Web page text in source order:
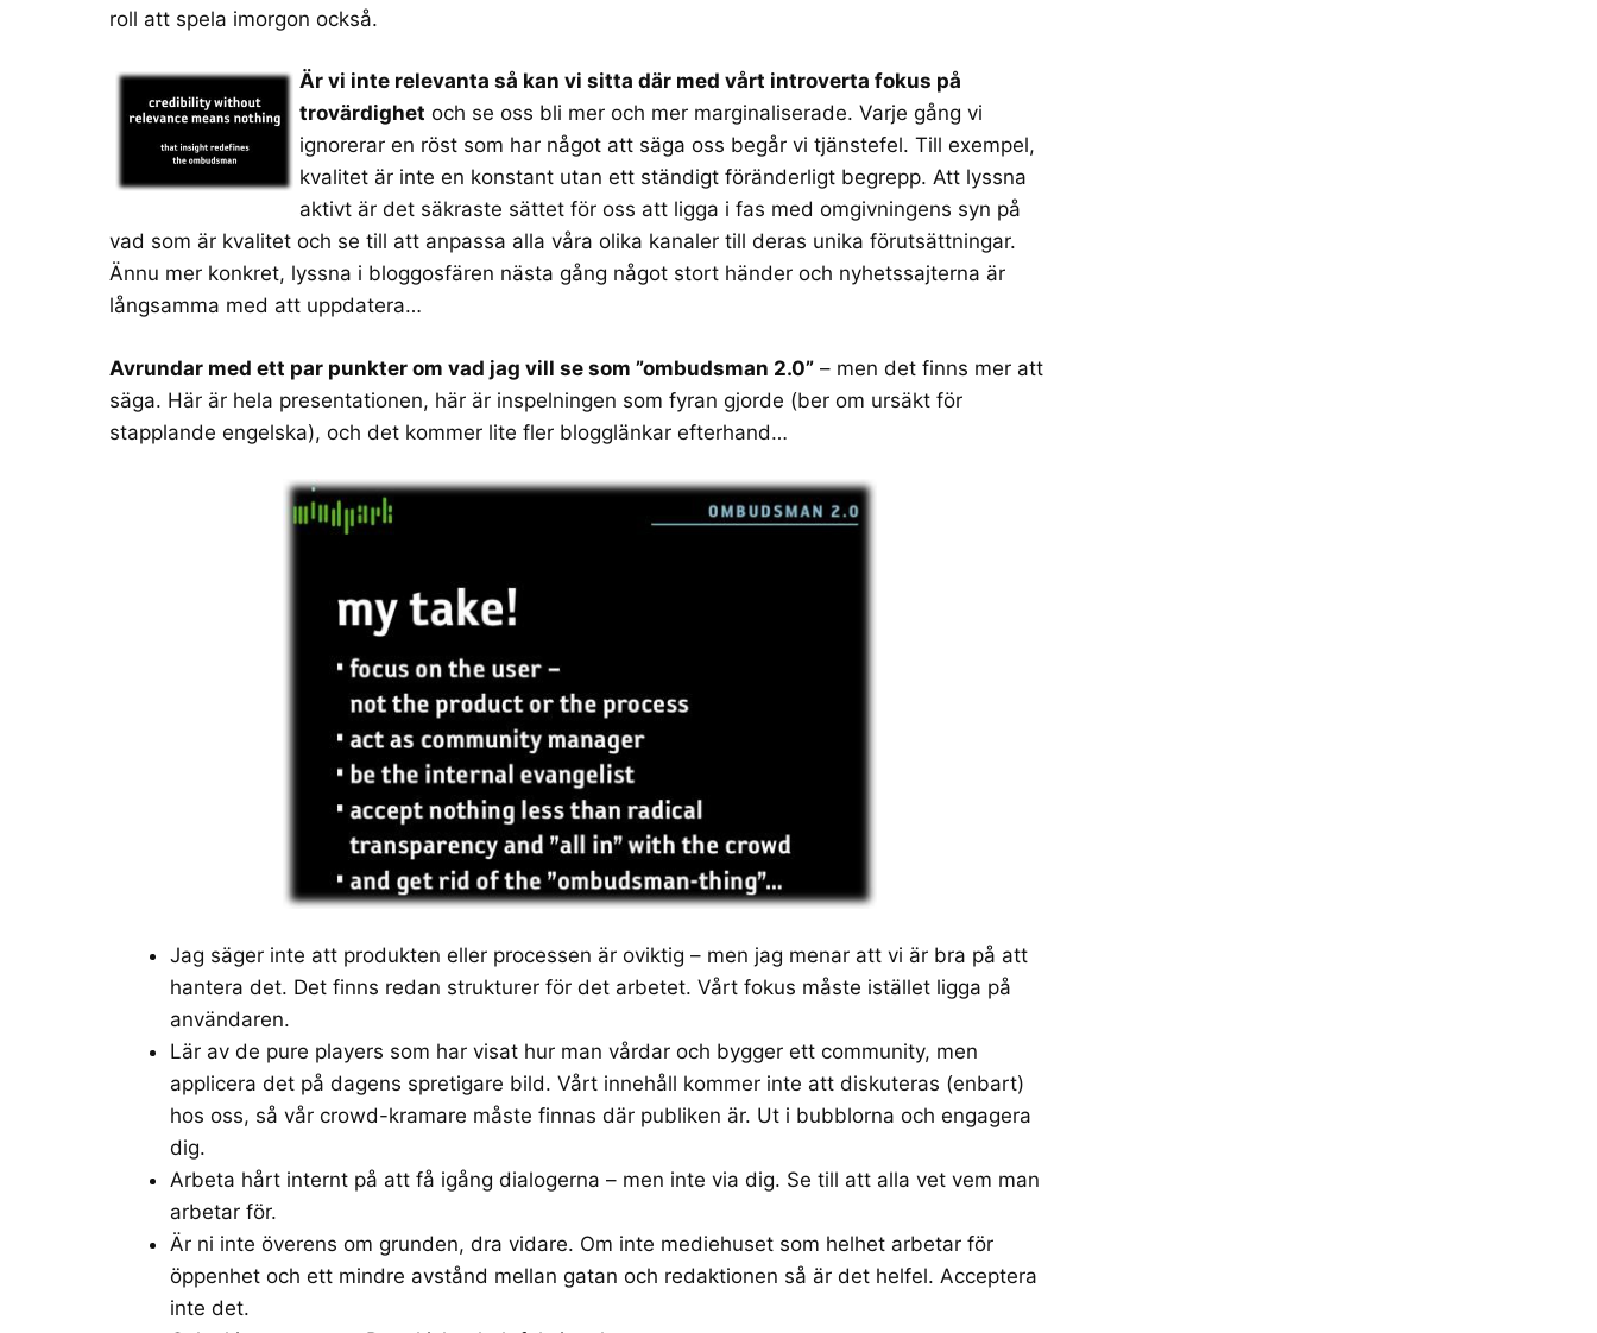
roll att spela imorgon också.
Är vi inte relevanta så kan vi sitta där med vårt introverta fokus på
trovärdighet och se oss bli mer och mer marginaliserade. Varje gång vi
ignorerar en röst som har något att säga oss begår vi tjänstefel. Till exempel,
kvalitet är inte en konstant utan ett ständigt föränderligt begrepp. Att lyssna
aktivt är det säkraste sättet för oss att ligga i fas med omgivningens syn på
vad som är kvalitet och se till att anpassa alla våra olika kanaler till deras unika förutsättningar.
Ännu mer konkret, lyssna i bloggosfären nästa gång något stort händer och nyhetssajterna är
långsamma med att uppdatera…
Avrundar med ett par punkter om vad jag vill se som ”ombudsman 2.0” – men det finns mer att
säga. Här är hela presentationen, här är inspelningen som fyran gjorde (ber om ursäkt för
stapplande engelska), och det kommer lite fler blogglänkar efterhand…
Jag säger inte att produkten eller processen är oviktig – men jag menar att vi är bra på att
hantera det. Det finns redan strukturer för det arbetet. Vårt fokus måste istället ligga på
användaren.
Lär av de pure players som har visat hur man vårdar och bygger ett community, men
applicera det på dagens spretigare bild. Vårt innehåll kommer inte att diskuteras (enbart)
hos oss, så vår crowd-kramare måste finnas där publiken är. Ut i bubblorna och engagera
dig.
Arbeta hårt internt på att få igång dialogerna – men inte via dig. Se till att alla vet vem man
arbetar för.
Är ni inte överens om grunden, dra vidare. Om inte mediehuset som helhet arbetar för
öppenhet och ett mindre avstånd mellan gatan och redaktionen så är det helfel. Acceptera
inte det.